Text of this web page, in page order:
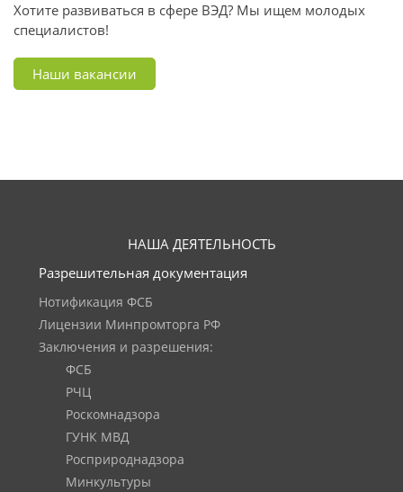
Хотите развиваться в сфере ВЭД? Мы ищем молодых
специалистов!
Наши вакансии
НАША ДЕЯТЕЛЬНОСТЬ
Разрешительная документация
Нотификация ФСБ
Лицензии Минпромторга РФ
Заключения и разрешения:
ФСБ
РЧЦ
Роскомнадзора
ГУНК МВД
Росприроднадзора
Минкультуры